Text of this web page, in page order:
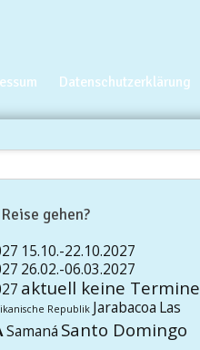
Datenschutzerklärung
gehen?
15.10.-22.10.2027
26.02.-06.03.2027
aktuell keine Termine
Republik Jarabacoa Las
Samaná Santo Domingo